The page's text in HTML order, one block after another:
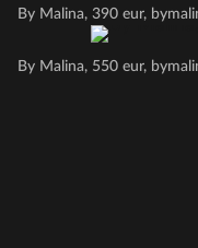
By Malina, 390 eur,
By Malina, 550 eur,